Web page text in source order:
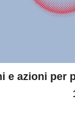
e azioni per